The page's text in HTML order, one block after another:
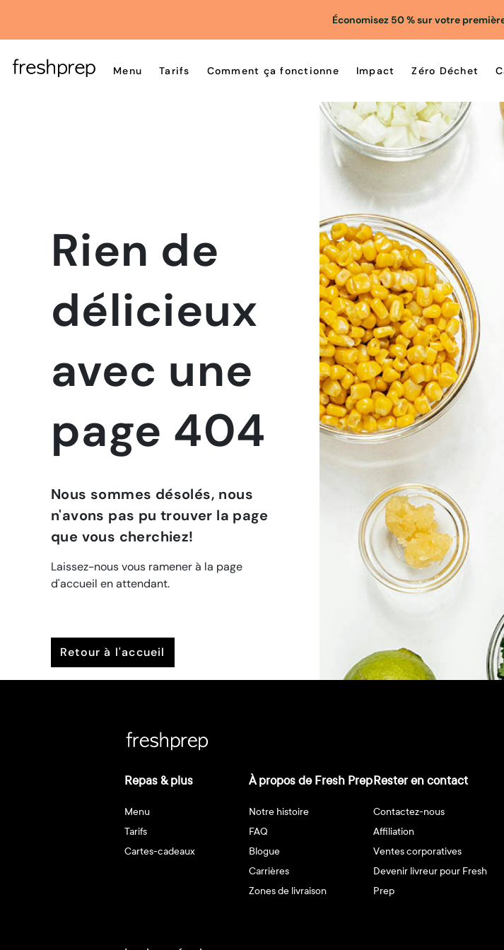
Économisez 50 % sur votre
Menu Tarifs Comment ça fonctionne Impact Zéro Déchet
Rien de
délicieux
avec une
page 404
Nous sommes désolés, nous
n'avons pas pu trouver la page
que vous cherchiez!
Laissez-nous vous ramener à la page
d'accueil en attendant.
retour à l'accueil
Repas & plus
Menu
Tarifs
Cartes-cadeaux
À propos de Fresh Prep
Notre histoire
FAQ
Blogue
Carrières
Zones de livraison
Rester en contact
Contactez-nous
Affiliation
Ventes corporatives
Devenir livreur pour Fresh
Prep